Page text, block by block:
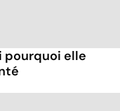
pourquoi elle